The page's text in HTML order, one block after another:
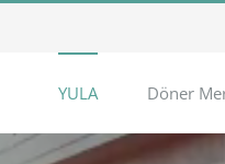
YULA Döner